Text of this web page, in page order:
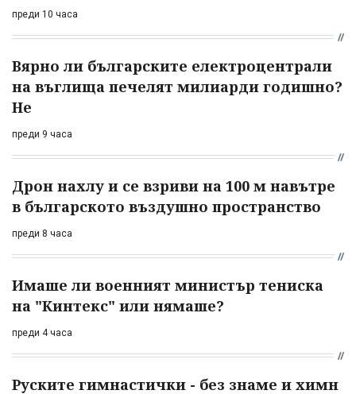
преди 10 часа
Вярно ли българските електроцентрали
на въглища печелят милиарди годишно?
Не
преди 9 часа
Дрон нахлу и се взриви на 100 м навътре
в българското въздушно пространство
преди 8 часа
Имаше ли военният министър тениска
на "Кинтекс" или нямаше?
преди 4 часа
Руските гимнастички - без знаме и химн